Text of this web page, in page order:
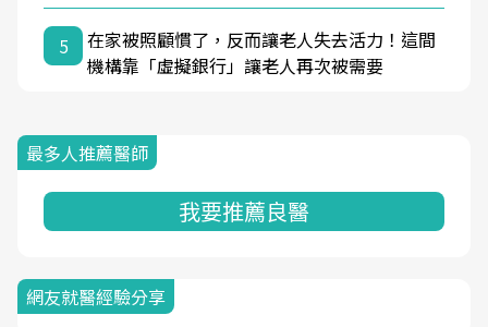
5
在家被照顧慣了，反而讓老人失去活力！這間
機構靠「虛擬銀行」讓老人再次被需要
最多人推薦醫師
我要推薦良醫
網友就醫經驗分享